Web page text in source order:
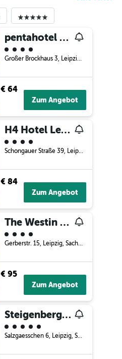
pentahotel Leipzig
Bewertungskategorie 4
Großer Brockhaus 3, Leipzig, Sachsen, Deutschland
€ 64
Zum Angebot
H4 Hotel Leipzig
Bewertungskategorie 4
Schongauer Straße 39, Leipzig, Sachsen, Deutschland
€ 84
Zum Angebot
The Westin Leipzig
Bewertungskategorie 4
Gerberstr. 15, Leipzig, Sachsen, Deutschland
€ 95
Zum Angebot
Steigenberger Grandhotel Handelshof Leipzig
Bewertungskategorie 5
Salzgaesschen 6, Leipzig, Sachsen, Deutschland